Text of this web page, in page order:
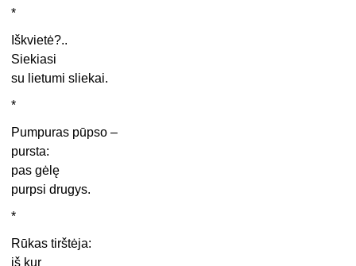
*
Iškvietė?..
Siekiasi
su lietumi sliekai.
*
Pumpuras pūpso –
pursta:
pas gėlę
purpsi drugys.
*
Rūkas tirštėja:
iš kur